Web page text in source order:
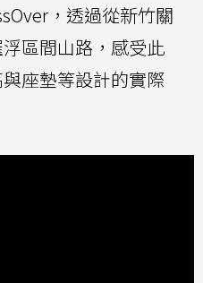
，透過從新竹關
區間山路，感受此
座墊等設計的實際